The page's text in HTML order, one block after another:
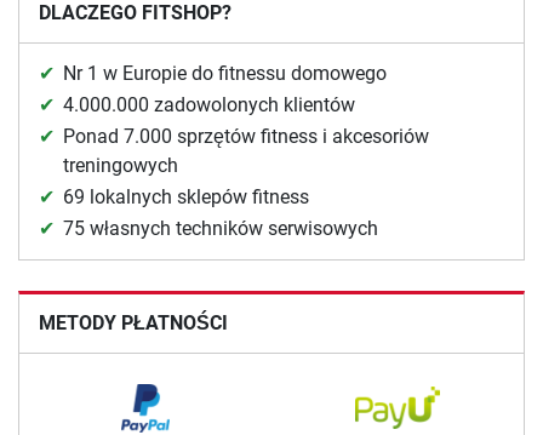
DLACZEGO FITSHOP?
Nr 1 w Europie do fitnessu domowego
4.000.000 zadowolonych klientów
Ponad 7.000 sprzętów fitness i akcesoriów
treningowych
69 lokalnych sklepów fitness
75 własnych techników serwisowych
METODY PŁATNOŚCI